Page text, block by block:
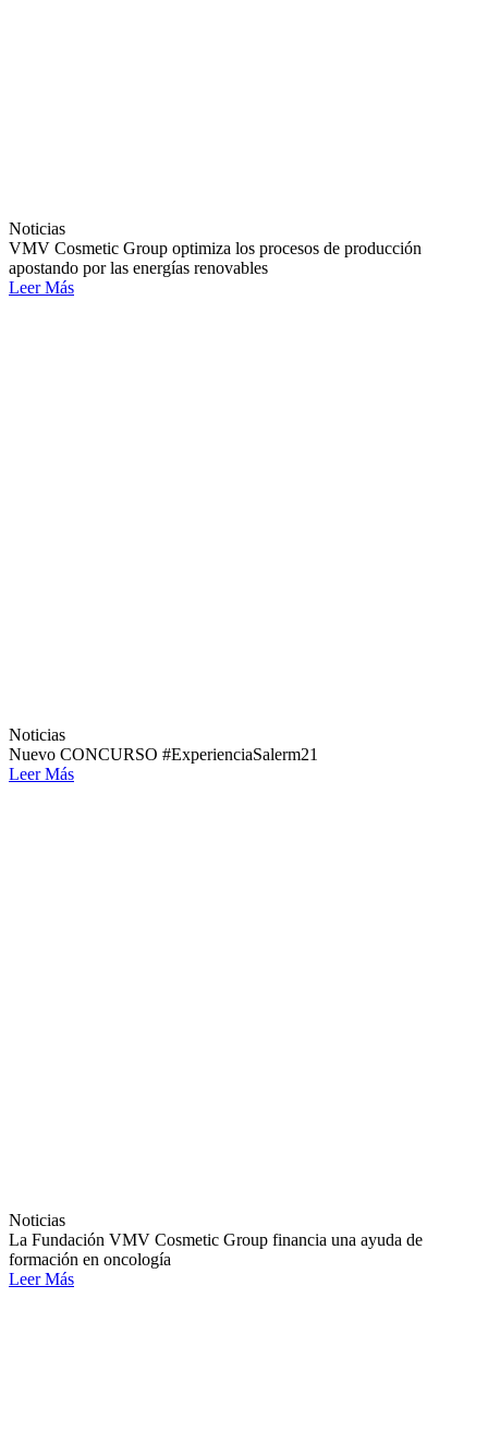
Noticias
VMV Cosmetic Group optimiza los procesos de producción
apostando por las energías renovables
Leer Más
Noticias
Nuevo CONCURSO #ExperienciaSalerm21
Leer Más
Noticias
La Fundación VMV Cosmetic Group financia una ayuda de
formación en oncología
Leer Más